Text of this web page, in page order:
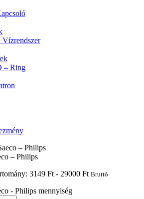
Vízrendszer
– Ring
– Philips
3149 Ft - 29000 Ft Bruttó
- Philips mennyiség